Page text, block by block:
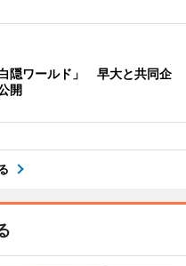
隠ワールド」 早大と共同企
開